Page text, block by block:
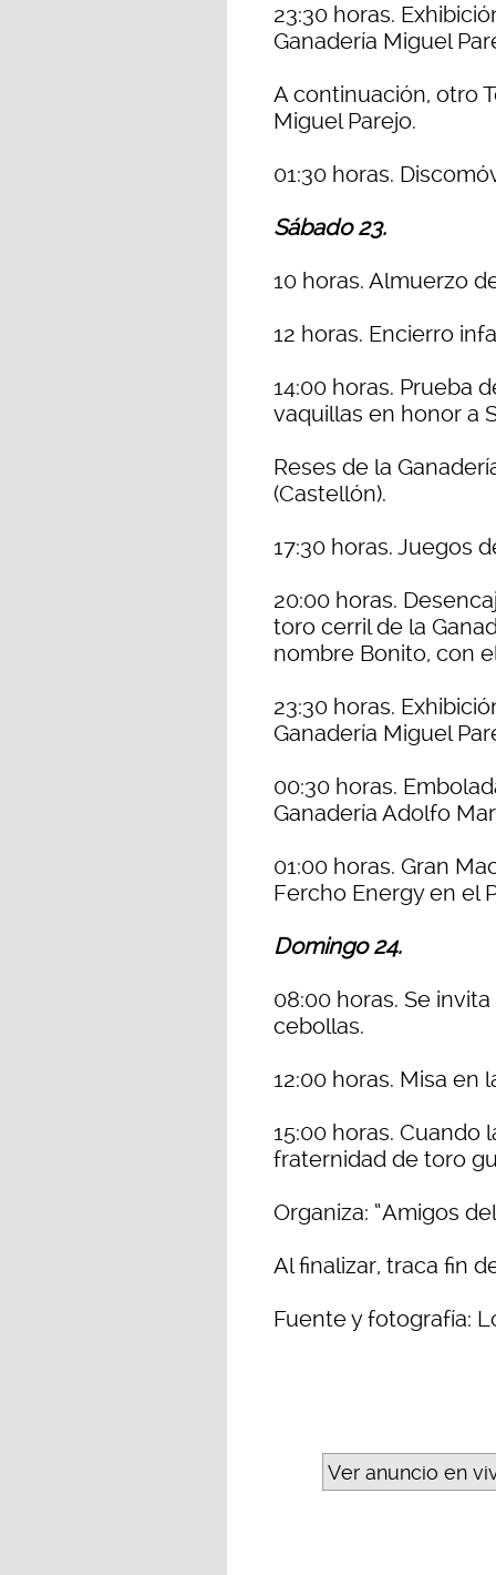
23:30 horas.
Ganadería Miguel
A continuación, otro
Miguel Parejo.
01:30 horas.
Sábado 23.
10 horas. Almuerzo
12 horas. Encierro
14:00 horas. Prueba
vaquillas en honor a
Reses de la
(Castellón).
17:30 horas. Juegos
20:00 horas.
toro cerril de la
nombre Bonito, con
23:30 horas.
Ganadería Miguel
00:30 horas.
Ganadería Adolfo
01:00 horas. Gran
Fercho Energy en el
Domingo 24.
08:00 horas. Se
cebollas.
12:00 horas. Misa en
15:00 horas. Cuando
fraternidad de toro
Organiza: “Amigos
Al finalizar, traca fin
Fuente y fotografía:
Ver anuncio en